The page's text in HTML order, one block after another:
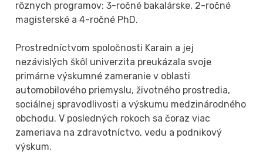
rôznych programov: 3-ročné bakalárske, 2-ročné
magisterské a 4-ročné PhD.
Prostredníctvom spoločnosti Karain a jej
nezávislých škôl univerzita preukázala svoje
primárne výskumné zameranie v oblasti
automobilového priemyslu, životného prostredia,
sociálnej spravodlivosti a výskumu medzinárodného
obchodu. V posledných rokoch sa čoraz viac
zameriava na zdravotníctvo, vedu a podnikový
výskum.